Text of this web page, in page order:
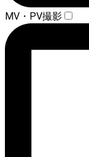
MV・PV撮影